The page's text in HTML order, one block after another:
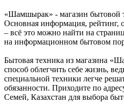
«Шамшырак» - магазин бытовой
Основная информация, рейтинг,
– всё это можно найти на
на информационном бытовом
Бытовая техника из магазина
способ облегчить себе жизнь,
специальной техники легче
обязанности. Приходите по
Семей, Казахстан для выбора